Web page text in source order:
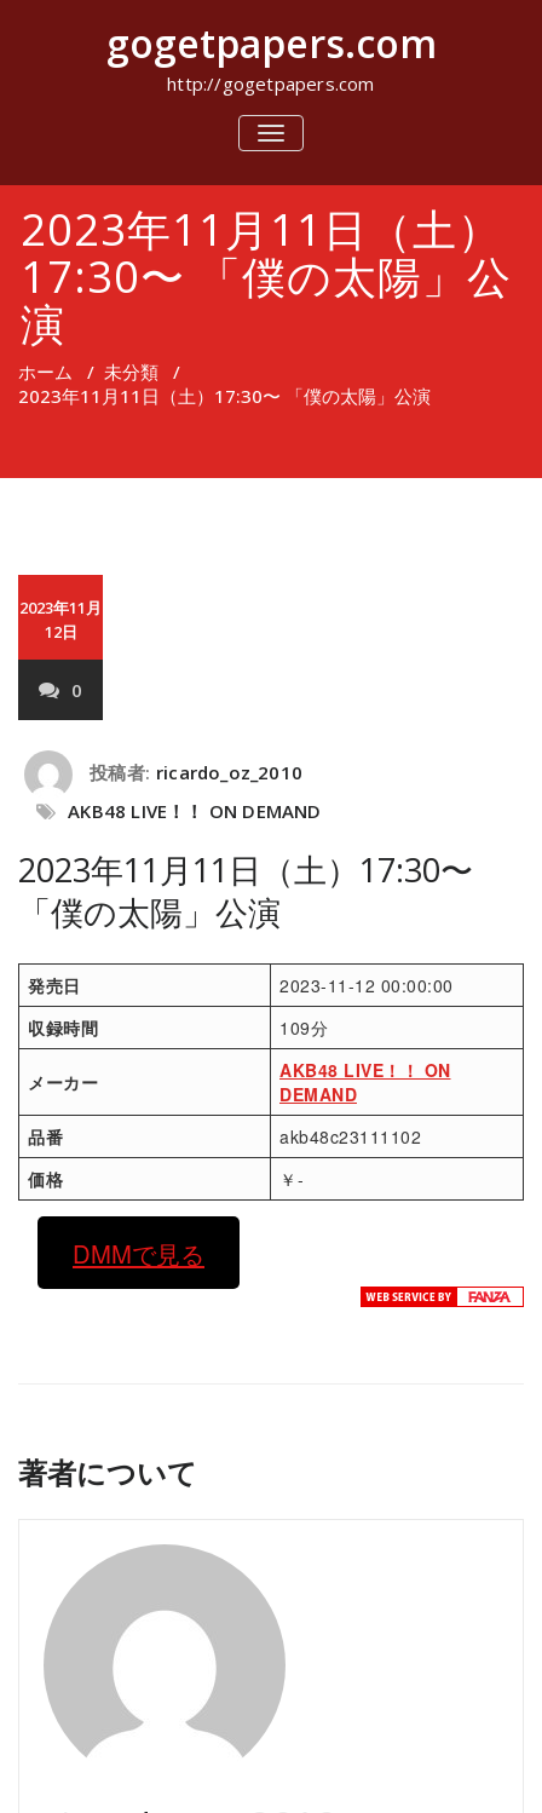
キ
gogetpapers.com
http://gogetpapers.com
ナ
ビ
シ
ン
を
切
2023年11月11日（土）
17:30〜 「僕の太陽」公
演
ホーム / 未分類 /
2023年11月11日（土）17:30〜 「僕の太陽」公演
2023年11月
12日
0
投稿者: ricardo_oz_2010
AKB48 LIVE！！ ON DEMAND
2023年11月11日（土）17:30〜
「僕の太陽」公演
発売日
2023-11-12 00:00:00
収録時間
109分
メーカー
AKB48 LIVE！！ ON
DEMAND
品番
akb48c23111102
価格
￥-
DMMで見る
著者について